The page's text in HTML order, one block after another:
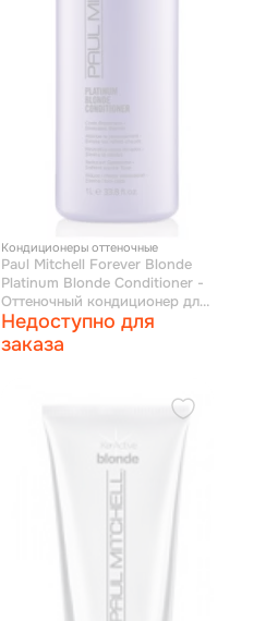
Кондиционеры оттеночные
Paul Mitchell Forever Blonde
Platinum Blonde Conditioner -
Оттеночный кондиционер для
осветленных волос 1000 мл
Недоступно для
заказа